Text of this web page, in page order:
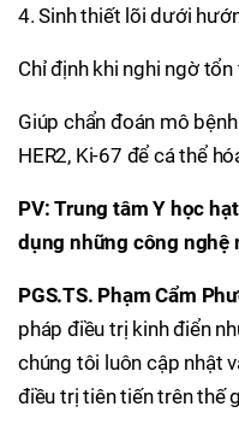
4. Sinh thiết lõi dưới
Chỉ định khi nghi ngờ
Giúp chẩn đoán mô
HER2, Ki-67 để cá thể
PV: Trung tâm Y học
dụng những công nghệ
PGS.TS. Phạm Cẩm
pháp điều trị kinh điển
chúng tôi luôn cập nhật
điều trị tiên tiến trên thế